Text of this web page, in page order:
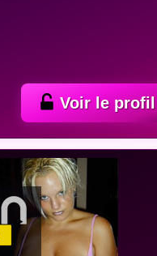
Voir le profil